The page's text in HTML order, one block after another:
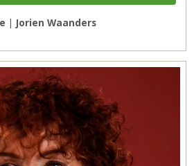
| Jorien Waanders